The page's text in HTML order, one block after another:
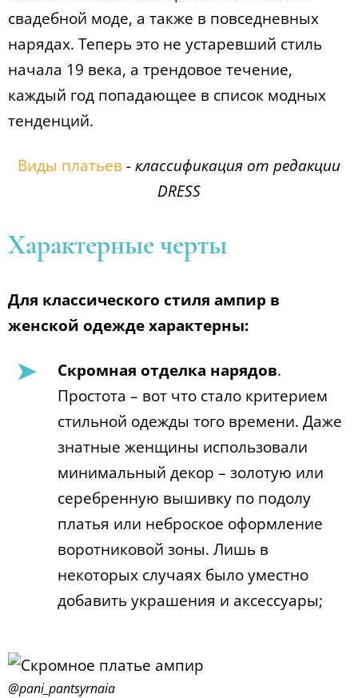
свадебной моде, а также в повседневных
нарядах. Теперь это не устаревший стиль
начала 19 века, а трендовое течение,
каждый год попадающее в список модных
тенденций.
Виды платьев - классификация от редакции
DRESS
Характерные черты
Для классического стиля ампир в
женской одежде характерны:
Скромная отделка нарядов.
Простота – вот что стало критерием
стильной одежды того времени. Даже
знатные женщины использовали
минимальный декор – золотую или
серебренную вышивку по подолу
платья или неброское оформление
воротниковой зоны. Лишь в
некоторых случаях было уместно
добавить украшения и аксессуары;
@pani_pantsyrnaia